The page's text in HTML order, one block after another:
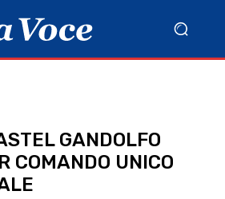
GANDOLFO
COMANDO UNICO